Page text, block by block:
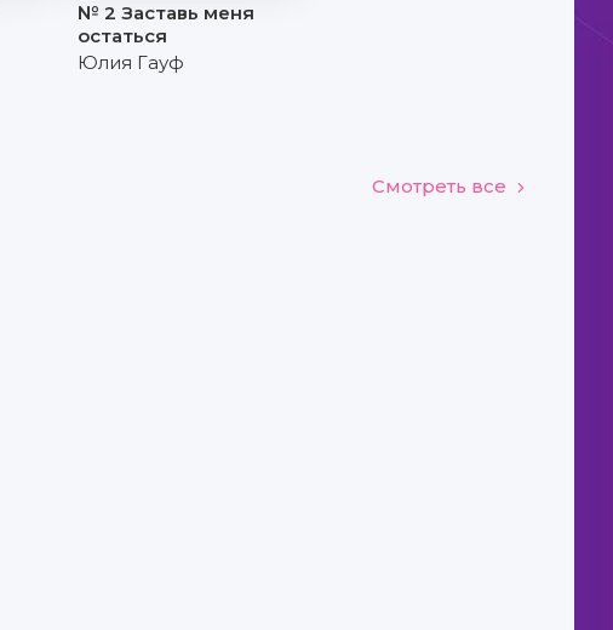
№ 2 Заставь меня
остаться
Юлия Гауф
Смотреть все